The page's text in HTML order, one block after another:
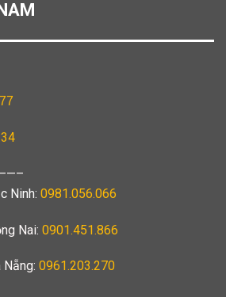
Ninh: 0981.056.066
Nai: 0901.451.866
0961.203.270